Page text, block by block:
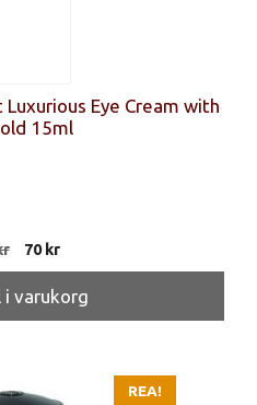
Eye Cream with
15ml
Det
ursprungliga
priset
var:
70krDet
nuvarande
priset
är:
i varukorg
REA!